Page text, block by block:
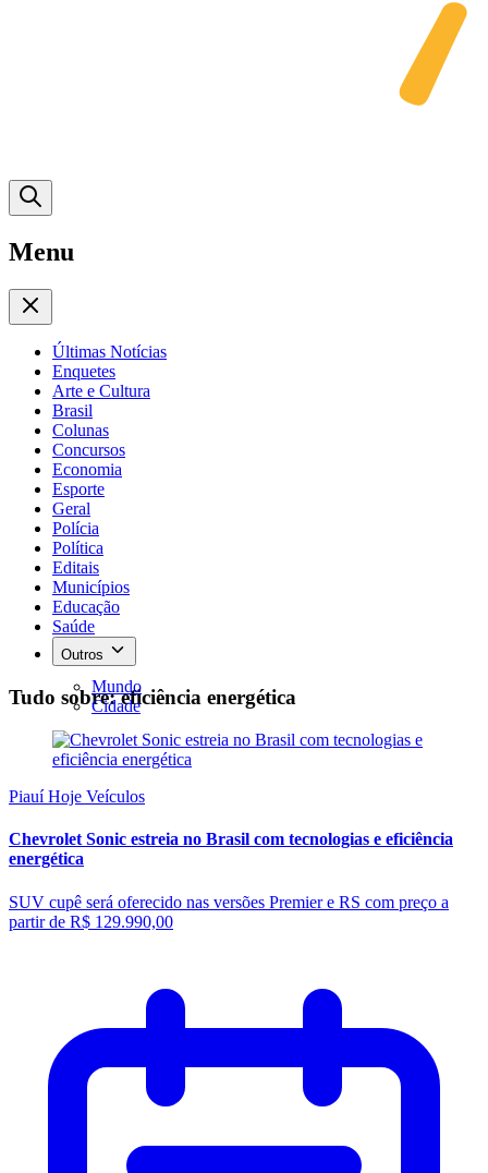
Menu
Últimas Notícias
Enquetes
Arte e Cultura
Brasil
Colunas
Concursos
Economia
Esporte
Geral
Polícia
Política
Editais
Municípios
Educação
Saúde
Outros
Mundo
Cidade
Tudo sobre: eficiência energética
Piauí Hoje Veículos
Chevrolet Sonic estreia no Brasil com tecnologias e eficiência
energética
SUV cupê será oferecido nas versões Premier e RS com preço a
partir de R$ 129.990,00